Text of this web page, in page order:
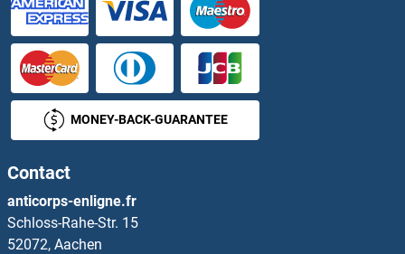
TFAM Anticorps
TFAP2A Anticorps
TFAP2B Anticorps
TFAP2C Anticorps
MONEY-BACK-GUARANTEE
Contact
anticorps-enligne.fr
Schloss-Rahe-Str. 15
52072, Aachen